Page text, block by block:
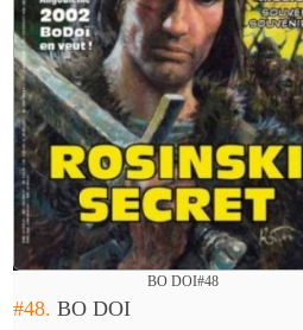
BO DOI#48
#48.BO DOI